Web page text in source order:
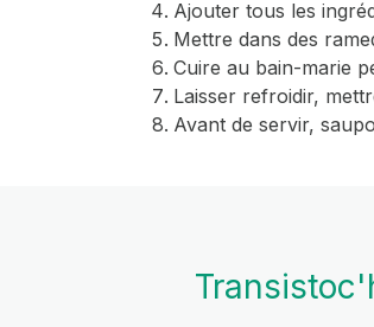
Ajouter tous les
Mettre dans des
Cuire au bain-marie
Laisser refroidir,
Avant de servir,